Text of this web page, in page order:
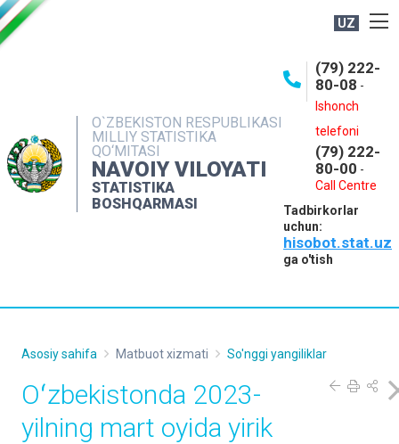
UZ
O`ZBEKISTON RESPUBLIKASI
MILLIY STATISTIKA
QO‘MITASI
NAVOIY VILOYATI
STATISTIKA
BOSHQARMASI
(79) 222-
80-08 -
Ishonch
telefoni
(79) 222-
80-00 -
Call Centre
Tadbirkorlar
uchun:
hisobot.stat.uz
ga o'tish
OCHIQ MA'LUMOTLAR
INTERAKTIV XIZMATLAR
MUROJAATLAR
Asosiy sahifa Matbuot xizmati So'nggi yangiliklar
Oʻzbekistonda 2023-
yilning mart oyida yirik